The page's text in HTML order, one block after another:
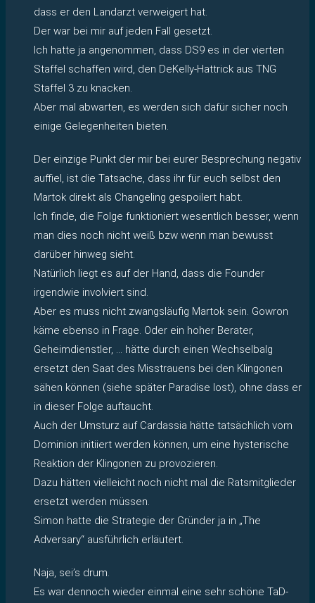
dass er den Landarzt verweigert hat.
Der war bei mir auf jeden Fall gesetzt.
Ich hatte ja angenommen, dass DS9 es in der vierten
Staffel schaffen wird, den DeKelly-Hattrick aus TNG
Staffel 3 zu knacken.
Aber mal abwarten, es werden sich dafür sicher noch
einige Gelegenheiten bieten.
Der einzige Punkt der mir bei eurer Besprechung negativ
auffiel, ist die Tatsache, dass ihr für euch selbst den
Martok direkt als Changeling gespoilert habt.
Ich finde, die Folge funktioniert wesentlich besser, wenn
man dies noch nicht weiß bzw wenn man bewusst
darüber hinweg sieht.
Natürlich liegt es auf der Hand, dass die Founder
irgendwie involviert sind.
Aber es muss nicht zwangsläufig Martok sein. Gowron
käme ebenso in Frage. Oder ein hoher Berater,
Geheimdienstler, … hätte durch einen Wechselbalg
ersetzt den Saat des Misstrauens bei den Klingonen
sähen können (siehe später Paradise lost), ohne dass er
in dieser Folge auftaucht.
Auch der Umsturz auf Cardassia hätte tatsächlich vom
Dominion initiiert werden können, um eine hysterische
Reaktion der Klingonen zu provozieren.
Dazu hätten vielleicht noch nicht mal die Ratsmitglieder
ersetzt werden müssen.
Simon hatte die Strategie der Gründer ja in „The
Adversary“ ausführlich erläutert.
Naja, sei’s drum.
Es war dennoch wieder einmal eine sehr schöne TaD-